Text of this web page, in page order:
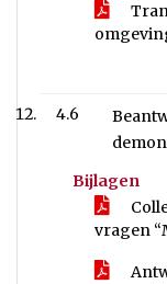
4.6
Bijlagen
vragen